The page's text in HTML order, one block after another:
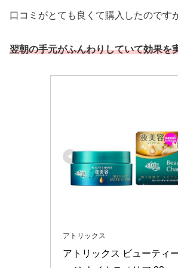
口コミがとても良くて購入したのです
翌朝の手元がふんわりしていて効果を
アトリックス
アトリックス ビューティ